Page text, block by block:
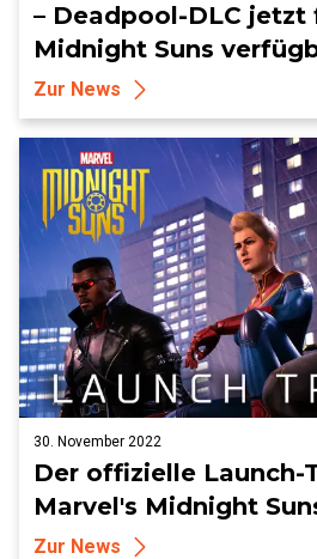
– Deadpool-DLC jetzt
Midnight Suns
Zur News
30. November 2022
Der offizielle Launch-
Marvel's Midnight
Zur News